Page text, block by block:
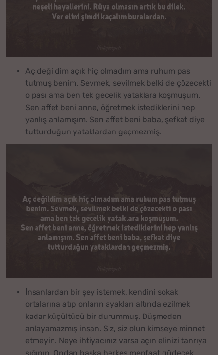
Aç değildim açık hiç olmadım ama ruhum pas
tutmuş benim. Sevmek, sevilmek belki de çözecekti
o pası ama ben tek gecelik yataklara koşmuşum.
Sen affet beni anne, öğretmek istediklerini hep
yanlış anlamışım. Sen affet beni baba, şefkat diye
tutturduğun yataklardan geçmezmiş.
İnsanlardan bir şey istemek, kendini sokak
ortalarına atıp onların ayakları altında ezilmek
kadar küçültücü bir durummuş. Düşmeden
anlayamazmış insan. Siz, siz olun kimseye minnet
etmeyin. Neye ihtiyacınız varsa açın elinizi tanrıya
sığının. Ondan başka herkes menfaat güdecek.